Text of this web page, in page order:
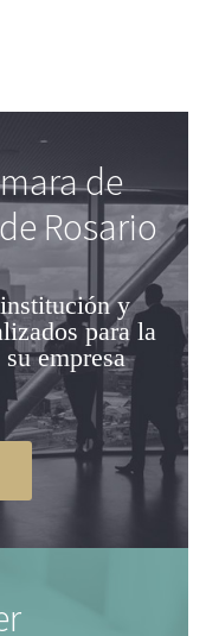
de
Rosario
y
para la
empresa